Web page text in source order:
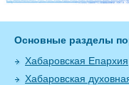
Основные разделы
Хабаровская Епархия
Хабаровская